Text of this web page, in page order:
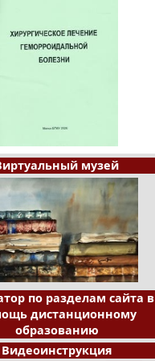
музей
по разделам сайта в
дистанционному
образованию
Видеоинструкция